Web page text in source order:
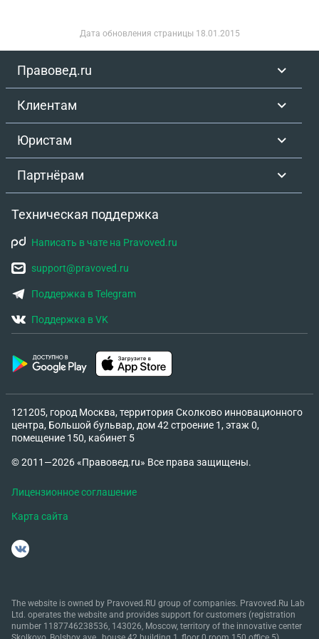
Дата обновления страницы 18.01.2015
Правовед.ru
Клиентам
Юристам
Партнёрам
Техническая поддержка
Написать в чате на Pravoved.ru
support@pravoved.ru
Поддержка в Telegram
Поддержка в VK
121205, город Москва, территория Сколково инновационного
центра, Большой бульвар, дом 42 строение 1, этаж 0,
помещение 150, кабинет 5
© 2011—2026 «Правовед.ru» Все права защищены.
Лицензионное соглашение
Карта сайта
The website is owned by Pravoved.RU group of companies. Pravoved.Ru Lab
Ltd. operates the website and provides support for customers (registration
number 1187746238536, 143026, Moscow, territory of the innovative center